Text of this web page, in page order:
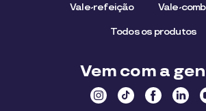
Vale-refeição Vale-
Todos os produtos
Vem com a